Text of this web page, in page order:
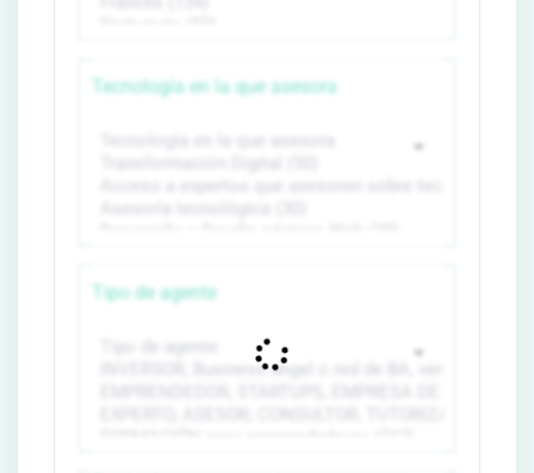
Tecnología en la que asesora
Tipo de agente